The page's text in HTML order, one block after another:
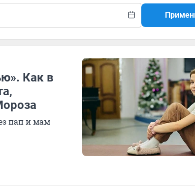
Как в
пап и мам